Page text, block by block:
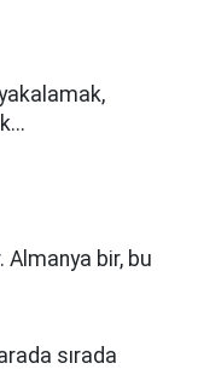
Almanya bir, bu
sırada